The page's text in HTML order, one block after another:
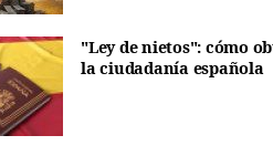
"Ley de nietos": cómo
la ciudadanía española